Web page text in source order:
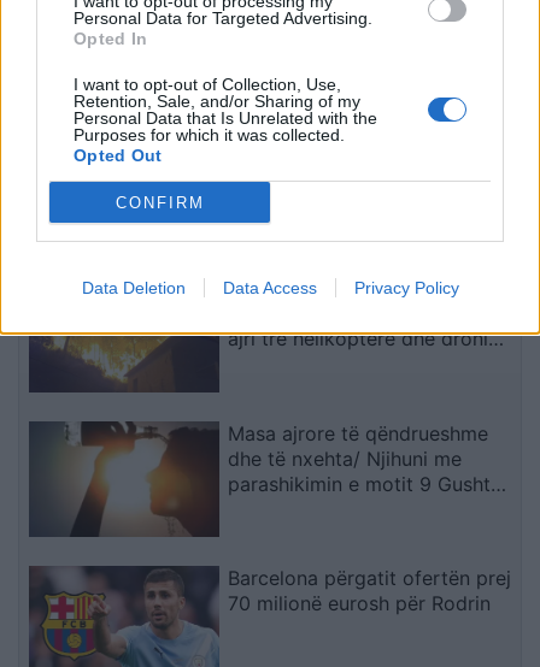
Personal Data for Targeted Advertising.
Opted In
I want to opt-out of Collection, Use,
Retention, Sale, and/or Sharing of my
Personal Data that Is Unrelated with the
Purposes for which it was collected.
Opted Out
CONFIRM
Data Deletion Data Access Privacy Policy
Zelensky kërkon më
shumë sisteme të
mbrojtjes ajrore: Raketa
që vjen drejt nesh vret
njerëz
Zelensky pas takimit me
ndryshon qëndrimin, nuk
të fundit
Zjarri i përmasave të mëdha në
ajri tre helikopterë dhe droni
Masa ajrore të qëndrueshme
dhe të nxehta/ Njihuni me
parashikimin e motit 9 Gusht
Barcelona përgatit ofertën prej
70 milionë eurosh për Rodrin